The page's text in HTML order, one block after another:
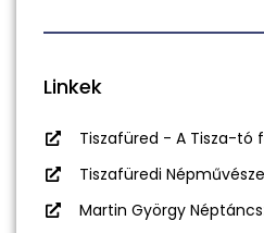
Linkek
Tiszafüred - A Tisza-tó
Tiszafüredi
Martin György